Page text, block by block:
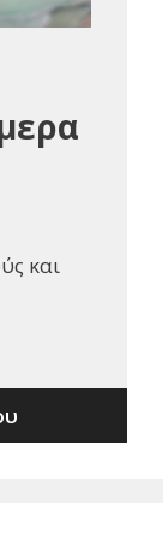
και